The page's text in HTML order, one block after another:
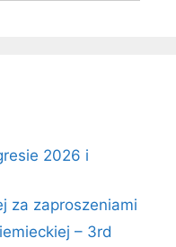
2026 i
za zaproszeniami
– 3rd